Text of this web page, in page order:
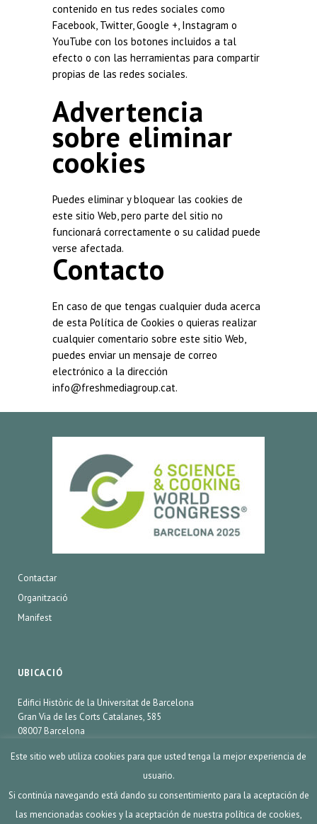
contenido en tus redes sociales como
Facebook, Twitter, Google +, Instagram o
YouTube con los botones incluidos a tal
efecto o con las herramientas para compartir
propias de las redes sociales.
Advertencia
sobre eliminar
cookies
Puedes eliminar y bloquear las cookies de
este sitio Web, pero parte del sitio no
funcionará correctamente o su calidad puede
verse afectada.
Contacto
En caso de que tengas cualquier duda acerca
de esta Política de Cookies o quieras realizar
cualquier comentario sobre este sitio Web,
puedes enviar un mensaje de correo
electrónico a la dirección
info@freshmediagroup.cat.
Contactar
Organització
Manifest
UBICACIÓ
Edifici Històric de la Universitat de Barcelona
Gran Via de les Corts Catalanes, 585
08007 Barcelona
SCIENCE&COOKING® 2020. Barcelona España.
AVÍS LEGAL
Este sitio web utiliza cookies para que usted tenga la mejor experiencia de
usuario.
Si continúa navegando está dando su consentimiento para la aceptación de
las mencionadas cookies y la aceptación de nuestra política de cookies,